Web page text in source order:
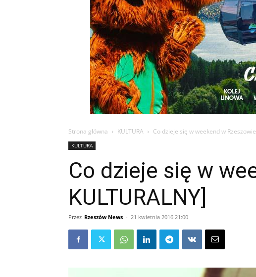
Strona główna KULTURA Co dzieje się w weekend w
KULTURA
Co dzieje się w
KULTURALNY]
Przez Rzeszów News - 21 kwietnia 2016 21:00